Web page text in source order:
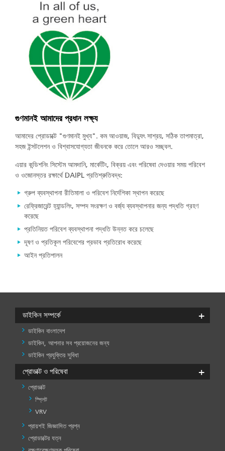
গুণমানই আমাদের প্রধান লক্ষ্য
আমাদের প্রোডাক্টে "গুণমানই মুখ্য". কম আওয়াজ, বিদ্যুৎ সাশ্রয়, সঠিক তাপমাত্রা,
সহজ ইন্সটলেশন ও বিশ্বাসযোগ্যতা জীবনকে করে তোলে আরও সচ্ছ্বল.
এয়ার কন্ডিশনিং সিস্টেম আমদানি, মার্কেটিং, বিক্রয় এবং পরিষেবা দেওয়ার সময় পরিবেশ
ও ওজোনস্তর রক্ষার্থে DAIPL প্রতিশ্রুতিবদ্ধ:
গ্রুপ ব্যবস্থাপনা রীতিমালা ও পরিবেশ নির্দেশিকা স্থাপন করেছে
রেফ্রিজারেন্ট হ্যান্ডলিং, সম্পদ সংরক্ষণ ও বর্জ্য ব্যবস্থাপনার জন্য পদ্ধতি গ্রহণ
করেছে
প্রতিনিয়ত পরিবেশ ব্যবস্থাপনা পদ্ধতি উন্নত করে চলেছে
দূষণ ও প্রতিকূল পরিবেশের প্রভাব প্রতিরোধ করেছে
আইন প্রতিপালন
ডাইকিন সম্পর্কে
ডাইকিন বাংলাদেশ
ডাইকিন, আপনার সব প্রয়োজনের জন্য
ডাইকিন প্রযুক্তির সুবিধা
প্রোডাক্ট ও পরিষেবা
প্রোডাক্ট
স্প্লিট
VRV
প্রোডাক্ট
ও
পরিষেবা
প্রায়শই জিজ্ঞাসিত প্রশ্ন
প্রোডাক্টের যত্ন